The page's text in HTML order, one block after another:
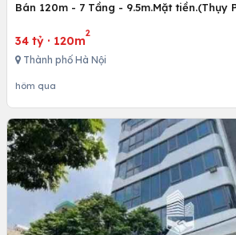
Bán 120m - 7 Tầng - 9.5m.Mặt tiền.(Thụy
34 tỷ · 120m
2
Thành phố Hà Nội
hôm qua